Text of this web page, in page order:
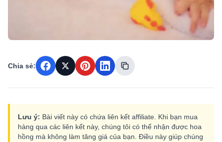
Chia sẻ:
Lưu ý: Bài viết này có chứa liên kết affiliate. Khi bạn mua
hàng qua các liên kết này, chúng tôi có thể nhận được hoa
hồng mà không làm tăng giá của bạn. Điều này giúp chúng